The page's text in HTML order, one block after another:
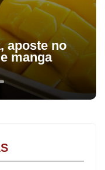
trazendo
Respeitamos a
em outras
“Beto era uma
aposte no
manga